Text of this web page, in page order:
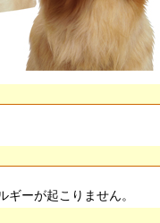
ーが起こりません。